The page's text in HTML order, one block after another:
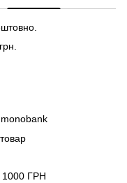
1000 ГРН